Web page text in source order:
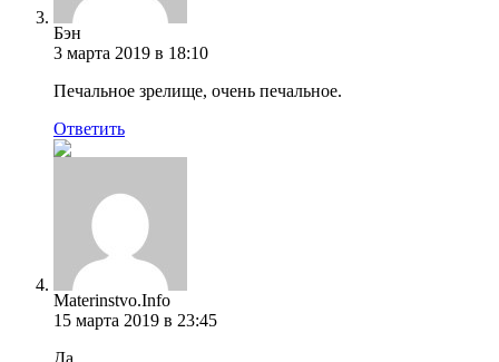
Бэн
3 марта 2019 в 18:10
Печальное зрелище, очень печальное.
Ответить
Materinstvo.Info
15 марта 2019 в 23:45
Да